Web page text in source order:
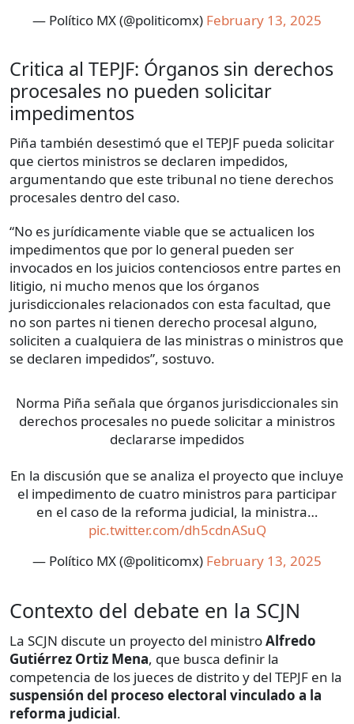
— Político MX (@politicomx) February 13, 2025
Critica al TEPJF: Órganos sin derechos
procesales no pueden solicitar
impedimentos
Piña también desestimó que el TEPJF pueda solicitar
que ciertos ministros se declaren impedidos,
argumentando que este tribunal no tiene derechos
procesales dentro del caso.
“No es jurídicamente viable que se actualicen los
impedimentos que por lo general pueden ser
invocados en los juicios contenciosos entre partes en
litigio, ni mucho menos que los órganos
jurisdiccionales relacionados con esta facultad, que
no son partes ni tienen derecho procesal alguno,
soliciten a cualquiera de las ministras o ministros que
se declaren impedidos”, sostuvo.
Norma Piña señala que órganos jurisdiccionales sin
derechos procesales no puede solicitar a ministros
declararse impedidos
En la discusión que se analiza el proyecto que incluye
el impedimento de cuatro ministros para participar
en el caso de la reforma judicial, la ministra…
pic.twitter.com/dh5cdnASuQ
— Político MX (@politicomx) February 13, 2025
Contexto del debate en la SCJN
La SCJN discute un proyecto del ministroAlfredo
Gutiérrez Ortiz Mena, que busca definir la
competencia de los jueces de distrito y del TEPJF en la
suspensión del proceso electoral vinculado a la
reforma judicial.